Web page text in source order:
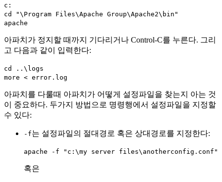
c:
cd "\Program Files\Apache Group\Apache2\bin"
apache
아파치가 정지할 때까지 기다리거나 Control-C를 누른다. 그리
고 다음과 같이 입력한다:
cd ..\logs
more < error.log
아파치를 다룰때 아파치가 어떻게 설정파일을 찾는지 아는 것
이 중요하다. 두가지 방법으로 명령행에서 설정파일을 지정할
수 있다:
-f는 설정파일의 절대경로 혹은 상대경로를 지정한다:
apache -f "c:\my server files\anotherconfig.conf"
혹은